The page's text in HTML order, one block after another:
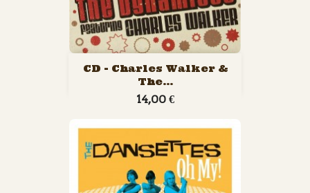
CD - Charles Walker &
The...
14,00 €